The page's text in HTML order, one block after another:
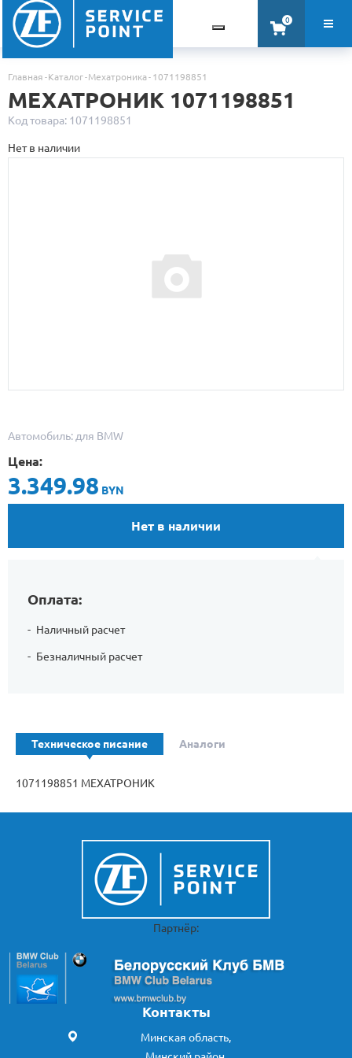
0
Главная Каталог Мехатроника 1071198851
МЕХАТРОНИК 1071198851
Код товара: 1071198851
Нет в наличии
Автомобиль: для BMW
Цена:
3.349.98 BYN
Нет в наличии
Оплата:
Наличный расчет
Безналичный расчет
Техническое писание Аналоги
1071198851 МЕХАТРОНИК
Партнёр:
Контакты
Минская область,